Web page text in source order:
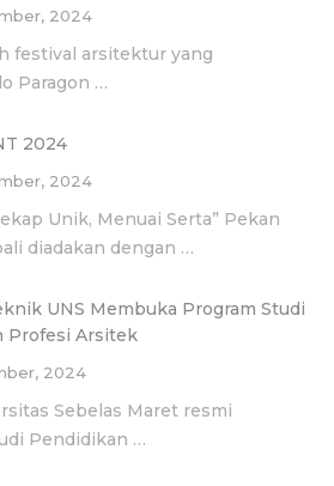
2024
festival arsitektur yang
Paragon …
2024
2024
Unik, Menuai Serta” Pekan
diadakan dengan …
UNS Membuka Program Studi
Profesi Arsitek
2024
Sebelas Maret resmi
Pendidikan …